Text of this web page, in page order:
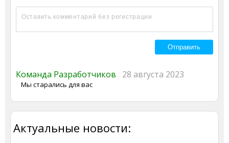
Команда Разработчиков 28 августа 2023
Мы старались для вас
Актуальные новости: